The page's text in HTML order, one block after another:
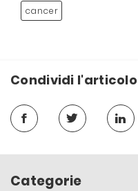
cancer
Condividi l'articolo
Categorie